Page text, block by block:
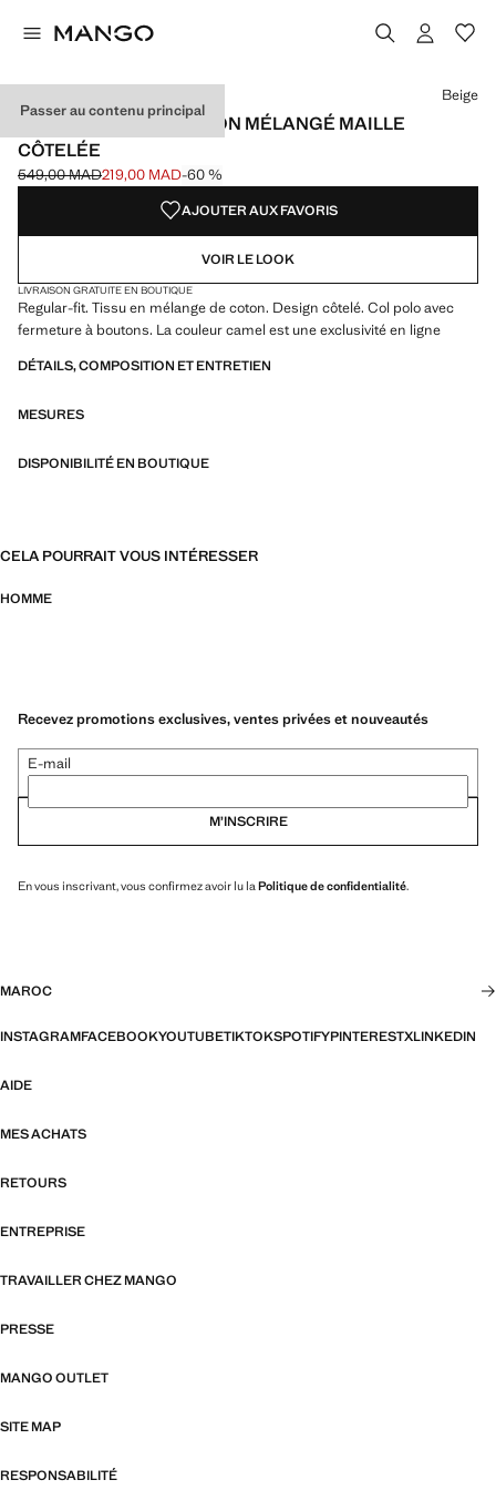
Passer au contenu principal
PULL-OVER POLO COTON MÉLANGÉ MAILLE
CÔTELÉE
Prix initial barré [549,00 MAD ]
549,00 MAD
Prix actuel [219,00 MAD ]
219,00 MAD-60 %
Choisissez une couleur
Couleur Bleu marine foncé
Couleur Beige sélectionnée
Couleur Marron moyen
Beige
AJOUTER AUX FAVORIS
VOIR LE LOOK
LIVRAISON GRATUITE EN BOUTIQUE
Regular-fit. Tissu en mélange de coton. Design côtelé. Col polo avec
fermeture à boutons. La couleur camel est une exclusivité en ligne
DÉTAILS, COMPOSITION ET ENTRETIEN
MESURES
DISPONIBILITÉ EN BOUTIQUE
CELA POURRAIT VOUS INTÉRESSER
HOMME
Recevez promotions exclusives, ventes privées et nouveautés
E-mail
M’INSCRIRE
En vous inscrivant, vous confirmez avoir lu la Politique de confidentialité.
MAROC
INSTAGRAMFACEBOOKYOUTUBETIKTOKSPOTIFYPINTERESTXLINKEDIN
AIDE
MES ACHATS
RETOURS
ENTREPRISE
TRAVAILLER CHEZ MANGO
PRESSE
MANGO OUTLET
SITE MAP
RESPONSABILITÉ